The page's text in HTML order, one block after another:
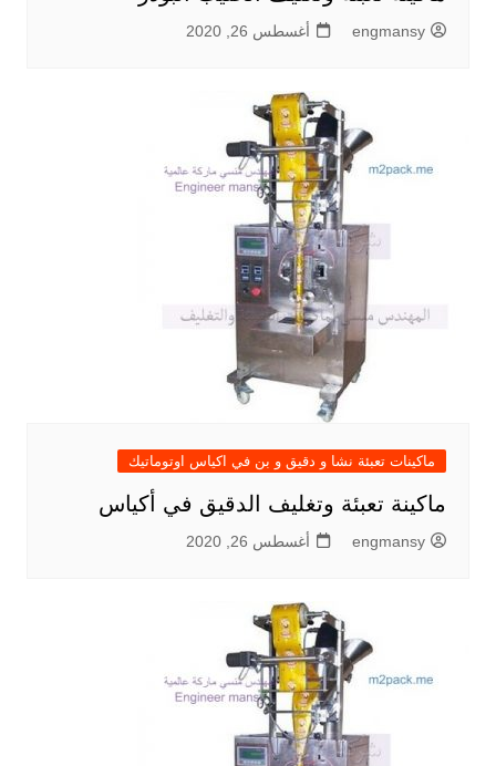
engmansy أغسطس 26, 2020
ماكينات تعبئة نشا و دقيق و بن في اكياس اوتوماتيك
ماكينة تعبئة وتغليف الدقيق في أكياس
engmansy أغسطس 26, 2020